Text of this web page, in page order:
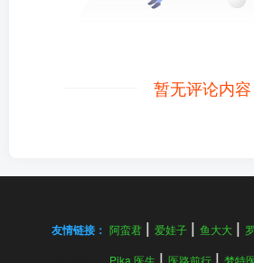
暂无评论内容
友情链接： 阿蛮君 爱娃子 鱼大大